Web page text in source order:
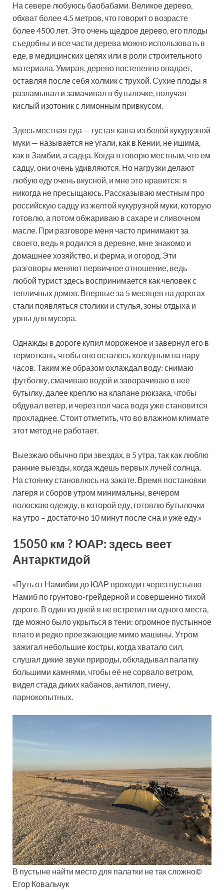
На севере любуюсь баобабами. Великое дерево,
обхват более 4.5 метров, что говорит о возрасте
более 4500 лет. Это очень щедрое дерево, его плоды
съедобны и все части дерева можно использовать в
еде, в медицинских целях или в роли строительного
материала. Умирая, дерево постепенно опадает,
оставляя после себя холмик с трухой. Сухие плоды я
разламывал и замачивал в бутылочке, получая
кислый изотоник с лимонным привкусом.
Здесь местная еда — густая каша из белой кукурузной
муки — называется не угали, как в Кении, не ишима,
как в Замбии, а садца. Когда я говорю местным, что ем
садцу, они очень удивляются. Но нагрузки делают
любую еду очень вкусной, и мне это нравится: я
никогда не пресыщаюсь. Рассказываю местным про
российскую садцу из желтой кукурузной муки, которую
готовлю, а потом обжариваю в сахаре и сливочном
масле. При разговоре меня часто принимают за
своего, ведь я родился в деревне, мне знакомо и
домашнее хозяйство, и ферма, и огород. Эти
разговоры меняют первичное отношение, ведь
любой турист здесь воспринимается как человек с
тепличных домов. Впервые за 5 месяцев на дорогах
стали появляться столики и стулья, зоны отдыха и
урны для мусора.
Однажды в дороге купил мороженое и завернул его в
термоткань, чтобы оно осталось холодным на пару
часов. Таким же образом охлаждал воду: снимаю
футболку, смачиваю водой и заворачиваю в неё
бутылку, далее креплю на клапане рюкзака, чтобы
обдувал ветер, и через пол часа вода уже становится
прохладнее. Стоит отметить, что во влажном климате
этот метод не работает.
Выезжаю обычно при звездах, в 5 утра, так как люблю
ранние выезды, когда ждешь первых лучей солнца.
На стоянку становлюсь на закате. Время постановки
лагеря и сборов утром минимальны, вечером
полоскаю одежду, в которой еду, готовлю бутылочки
на утро – достаточно 10 минут после сна и уже еду.»
15050 км ? ЮАР: здесь веет
Антарктидой
«Путь от Намибии до ЮАР проходит через пустыню
Намиб по грунтово-грейдерной и совершенно тихой
дороге. В один из дней я не встретил ни одного места,
где можно было укрыться в тени: огромное пустынное
плато и редко проезжающие мимо машины. Утром
зажигал небольшие костры, когда хватало сил,
слушал дикие звуки природы, обкладывал палатку
большими камнями, чтобы её не сорвало ветром,
видел стада диких кабанов, антилоп, гиену,
парнокопытных.
В пустыне найти место для палатки не так сложно©
Егор Ковальчук